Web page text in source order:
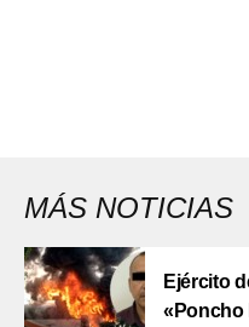
MÁS NOTICIAS
Ejército
«Poncho